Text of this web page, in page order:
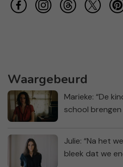
Waargebeurd
Marieke: “De
school
Julie: “Na het
bleek dat we